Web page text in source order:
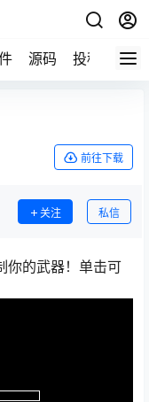
源码 投稿 关于
前往下载
关注 私信
你的武器！单击可